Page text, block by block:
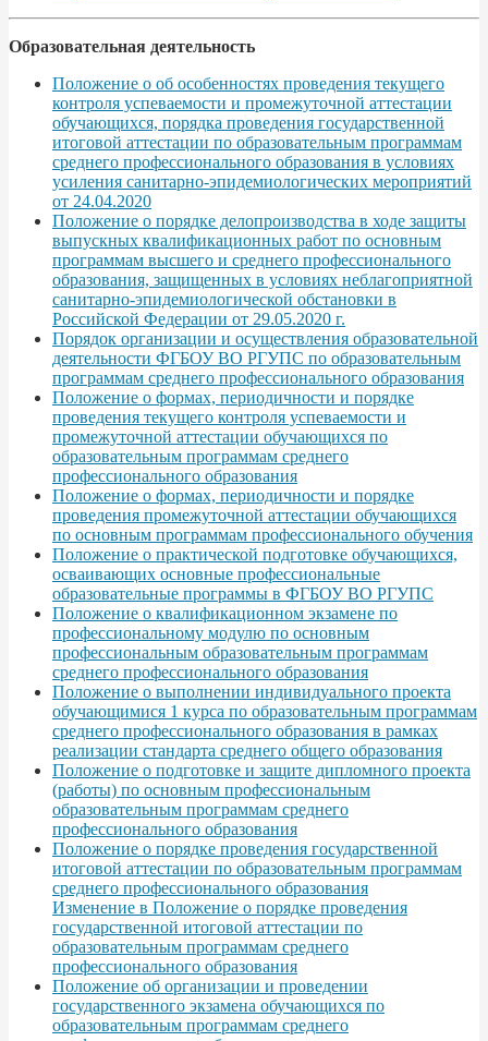
Образовательная деятельность
Положение о об особенностях проведения текущего
контроля успеваемости и промежуточной аттестации
обучающихся, порядка проведения государственной
итоговой аттестации по образовательным программам
среднего профессионального образования в условиях
усиления санитарно-эпидемиологических мероприятий
от 24.04.2020
Положение о порядке делопроизводства в ходе защиты
выпускных квалификационных работ по основным
программам высшего и среднего профессионального
образования, защищенных в условиях неблагоприятной
санитарно-эпидемиологической обстановки в
Российской Федерации от 29.05.2020 г.
Порядок организации и осуществления образовательной
деятельности ФГБОУ ВО РГУПС по образовательным
программам среднего профессионального образования
Положение о формах, периодичности и порядке
проведения текущего контроля успеваемости и
промежуточной аттестации обучающихся по
образовательным программам среднего
профессионального образования
Положение о формах, периодичности и порядке
проведения промежуточной аттестации обучающихся
по основным программам профессионального обучения
Положение о практической подготовке обучающихся,
осваивающих основные профессиональные
образовательные программы в ФГБОУ ВО РГУПС
Положение о квалификационном экзамене по
профессиональному модулю по основным
профессиональным образовательным программам
среднего профессионального образования
Положение о выполнении индивидуального проекта
обучающимися 1 курса по образовательным программам
среднего профессионального образования в рамках
реализации стандарта среднего общего образования
Положение о подготовке и защите дипломного проекта
(работы) по основным профессиональным
образовательным программам среднего
профессионального образования
Положение о порядке проведения государственной
итоговой аттестации по образовательным программам
среднего профессионального образования
Изменение в Положение о порядке проведения
государственной итоговой аттестации по
образовательным программам среднего
профессионального образования
Положение об организации и проведении
государственного экзамена обучающихся по
образовательным программам среднего